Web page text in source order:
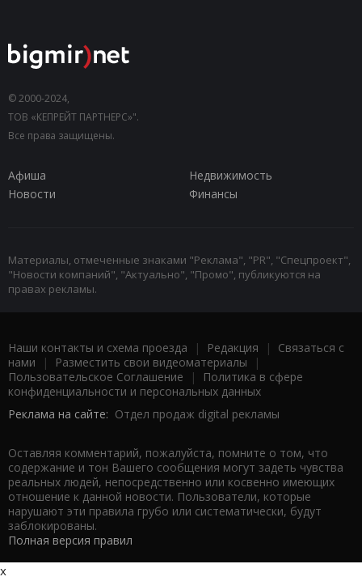
© 2000-2024,
ТОВ «КЕПРЕЙТ ПАРТНЕРС»".
Все права защищены.
Афиша
Недвижимость
Новости
Финансы
Материалы, отмеченные знаками "Реклама", "PR", "Спецпроект",
"Новости компаний", "Актуально", "Промо", публикуются на
правах рекламы.
Наши контакты и схема проезда | Редакция | Связаться с
нами | Разместить свои видеоматериалы |
Пользовательское Соглашение |
Политика в сфере
конфиденциальности и персональных данных
Реклама на сайте: Отдел продаж digital рекламы
Оставляя комментарий, пожалуйста, помните о том, что
содержание и тон Вашего сообщения могут задеть чувства
реальных людей, непосредственно или косвенно имеющих
отношение к данной новости. Пользователи, которые
нарушают эти правила грубо или систематически, будут
заблокированы.
Полная версия правил
x